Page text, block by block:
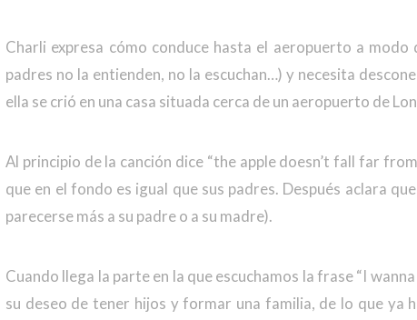
Charli expresa cómo conduce hasta el aeropuerto a modo
padres no la entienden, no la escuchan…) y necesita
ella se crió en una casa situada cerca de un aeropuerto de
Al principio de la canción dice “the apple doesn’t fall far
que en el fondo es igual que sus padres. Después aclara
parecerse más a su padre o a su madre).
Cuando llega la parte en la que escuchamos la frase “I
su deseo de tener hijos y formar una familia, de lo que ya